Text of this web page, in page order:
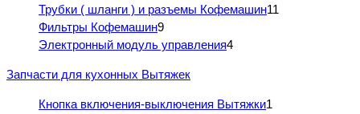
Трубки ( шланги ) и разъемы Кофемашин11
Фильтры Кофемашин9
Электронный модуль управления4
Запчасти для кухонных Вытяжек
Кнопка включения-выключения Вытяжки1